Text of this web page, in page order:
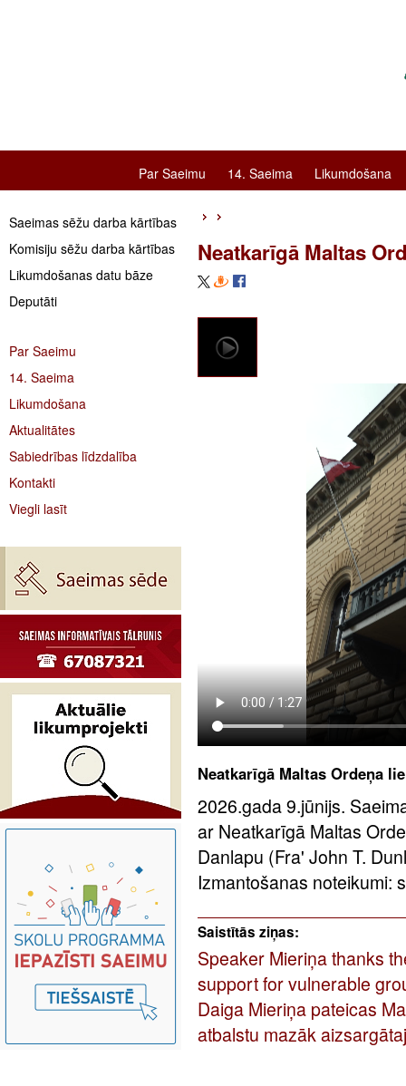
Par Saeimu 14. Saeima Likumdošana
Saeimas sēžu darba kārtības
Komisiju sēžu darba kārtības
Likumdošanas datu bāze
Deputāti
Par Saeimu
14. Saeima
Likumdošana
Aktualitātes
Sabiedrības līdzdalība
Kontakti
Viegli lasīt
Neatkarīgā Maltas
Neatkarīgā Maltas Ordeņa
2026.gada 9.jūnijs.
ar Neatkarīgā Maltas
Danlapu (Fra' John T.
Izmantošanas noteikumi:
Saistītās ziņas:
Speaker Mieriņa thanks
support for vulnerable
Daiga Mieriņa pateicas
atbalstu mazāk